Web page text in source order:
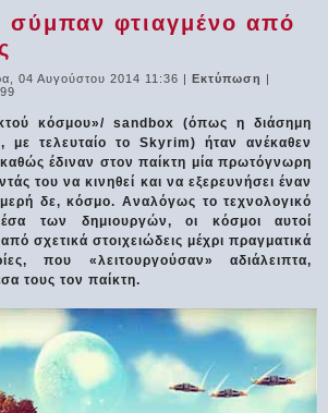
φτιαγμένο από
04 Αυγούστου 2014 11:36 |Εκτύπωση |
κόσμου»/ sandbox (όπως η διάσημη
τελευταίο το Skyrim) ήταν ανέκαθεν
καθώς έδιναν στον παίκτη μία πρωτόγνωρη
του να κινηθεί και να εξερευνήσει έναν
δε, κόσμο. Αναλόγως το τεχνολογικό
των δημιουργών, οι κόσμοι αυτοί
σχετικά στοιχειώδεις μέχρι πραγματικά
που «λειτουργούσαν» αδιάλειπτα,
τους τον παίκτη.